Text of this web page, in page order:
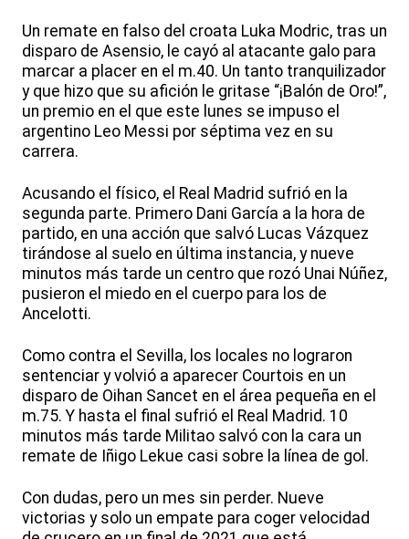
Un remate en falso del croata Luka Modric, tras un
disparo de Asensio, le cayó al atacante galo para
marcar a placer en el m.40. Un tanto tranquilizador
y que hizo que su afición le gritase “¡Balón de Oro!”,
un premio en el que este lunes se impuso el
argentino Leo Messi por séptima vez en su
carrera.
Acusando el físico, el Real Madrid sufrió en la
segunda parte. Primero Dani García a la hora de
partido, en una acción que salvó Lucas Vázquez
tirándose al suelo en última instancia, y nueve
minutos más tarde un centro que rozó Unai Núñez,
pusieron el miedo en el cuerpo para los de
Ancelotti.
Como contra el Sevilla, los locales no lograron
sentenciar y volvió a aparecer Courtois en un
disparo de Oihan Sancet en el área pequeña en el
m.75. Y hasta el final sufrió el Real Madrid. 10
minutos más tarde Militao salvó con la cara un
remate de Iñigo Lekue casi sobre la línea de gol.
Con dudas, pero un mes sin perder. Nueve
victorias y solo un empate para coger velocidad